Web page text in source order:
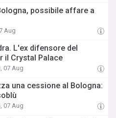
possibile affare a
Aug
L'ex difensore del
il Crystal Palace
07 Aug
una cessione al Bologna:
07 Aug